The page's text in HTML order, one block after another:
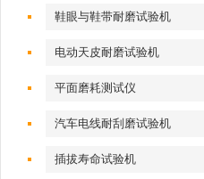
鞋眼与鞋带耐磨试验机
电动天皮耐磨试验机
平面磨耗测试仪
汽车电线耐刮磨试验机
插拔寿命试验机